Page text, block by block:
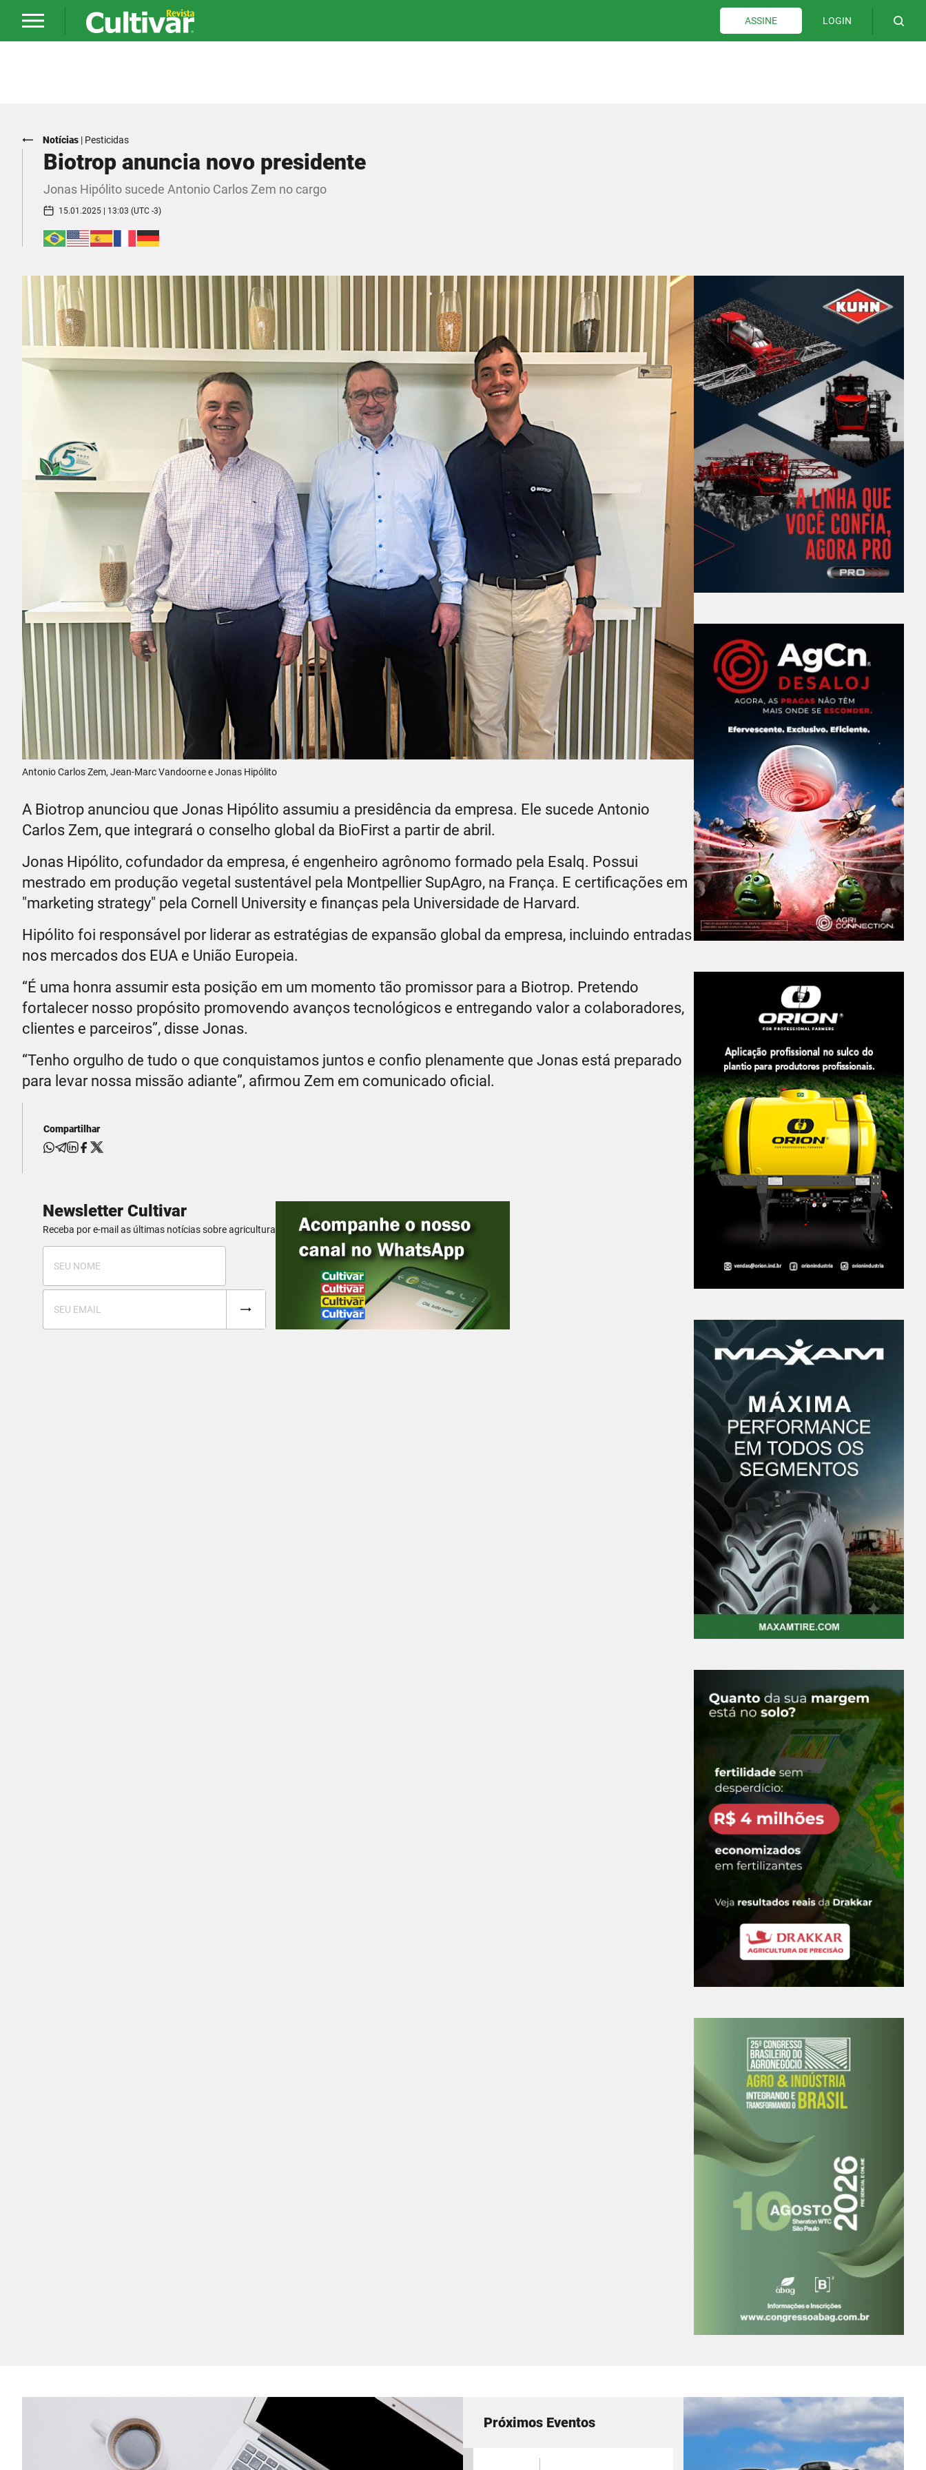
ASSINE LOGIN
Notícias | Pesticidas
Biotrop anuncia novo presidente
Jonas Hipólito sucede Antonio Carlos Zem no cargo
15.01.2025 | 13:03 (UTC -3)
Antonio Carlos Zem, Jean-Marc Vandoorne e Jonas Hipólito
A Biotrop anunciou que Jonas Hipólito assumiu a presidência da empresa. Ele sucede Antonio
Carlos Zem, que integrará o conselho global da BioFirst a partir de abril.
Jonas Hipólito, cofundador da empresa, é engenheiro agrônomo formado pela Esalq. Possui
mestrado em produção vegetal sustentável pela Montpellier SupAgro, na França. E certificações em
"marketing strategy" pela Cornell University e finanças pela Universidade de Harvard.
Hipólito foi responsável por liderar as estratégias de expansão global da empresa, incluindo entradas
nos mercados dos EUA e União Europeia.
“É uma honra assumir esta posição em um momento tão promissor para a Biotrop. Pretendo
fortalecer nosso propósito promovendo avanços tecnológicos e entregando valor a colaboradores,
clientes e parceiros”, disse Jonas.
“Tenho orgulho de tudo o que conquistamos juntos e confio plenamente que Jonas está preparado
para levar nossa missão adiante”, afirmou Zem em comunicado oficial.
Compartilhar
Newsletter Cultivar
Receba por e-mail as últimas notícias sobre agricultura
Próximos Eventos